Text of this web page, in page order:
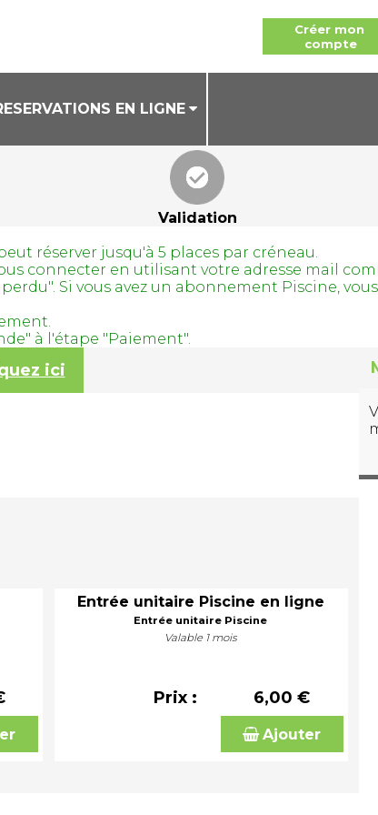
EN LIGNE
DE VENTE
EN LIGNE
Validation
réserver jusqu'à 5 places par créneau.
connecter en utilisant votre adresse mail
Si vous avez un abonnement Piscine,
à l'étape "Paiement".
ici
Entrée unitaire Piscine en ligne
Entrée unitaire Piscine
Valable 1 mois
Prix : 6,00 €
Ajouter